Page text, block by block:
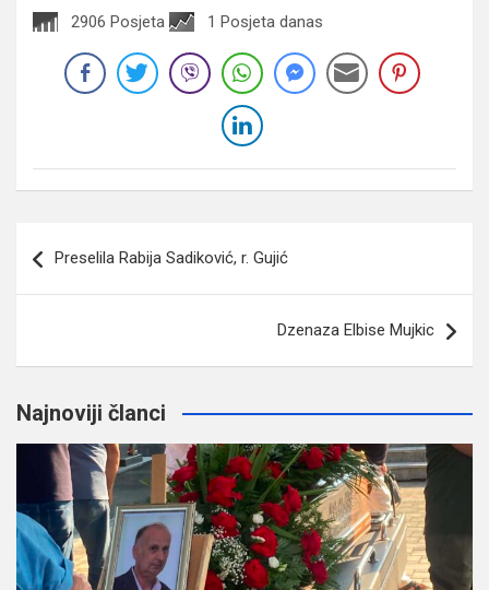
2906 Posjeta 1 Posjeta danas
članaka
Preselila Rabija Sadiković, r. Gujić
Dzenaza Elbise Mujkic
Najnoviji članci